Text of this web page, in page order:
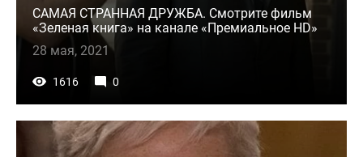
САМАЯ СТРАННАЯ ДРУЖБА. Смотрите фильм
«Зеленая книга» на канале «Премиальное HD»
28 мая, 2021
1616 0